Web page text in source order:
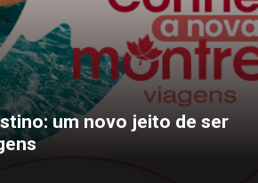
um novo jeito de ser